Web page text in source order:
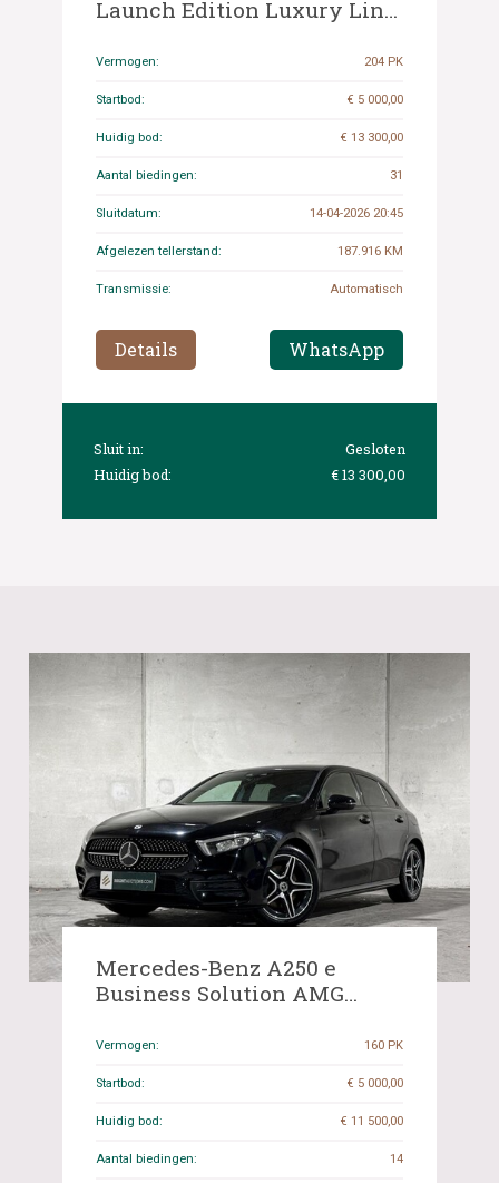
Launch Edition Luxury Line
(Origineel-NL+1e eigenaar),
Vermogen: 204 PK
Startbod: € 5 000,00
Huidig bod: € 13 300,00
Aantal biedingen: 31
Sluitdatum: 14-04-2026 20:45
Afgelezen tellerstand: 187.916 KM
Transmissie: Automatisch
Details WhatsApp
Sluit in:
Gesloten
Huidig bod:
€ 13 300,00
Mercedes-Benz A250 e
Business Solution AMG
(Origineel-NL), K-518-SP
Vermogen: 160 PK
Startbod: € 5 000,00
Huidig bod: € 11 500,00
Aantal biedingen: 14